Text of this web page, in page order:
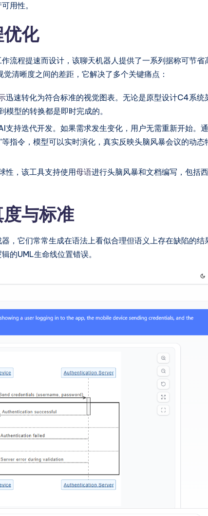
用性。
化
流程提速而设计，该聊天机器人提供了一系列据称可节省
清晰度之间的差距，它解决了多个关键痛点：
迅速转化为符合标准的视觉图表。无论是原型设计C4系统
模型的转换都是即时完成的。
支持迭代开发。如果需求发生变化，用户无需重新开始。
等指令，模型可以实时演化，真实反映头脑风暴会议的动态
性，该工具支持使用母语进行头脑风暴和文档编写，包括
与标准
，它们常常生成在语法上看似合理但语义上存在缺陷的结
的UML生命线位置错误。